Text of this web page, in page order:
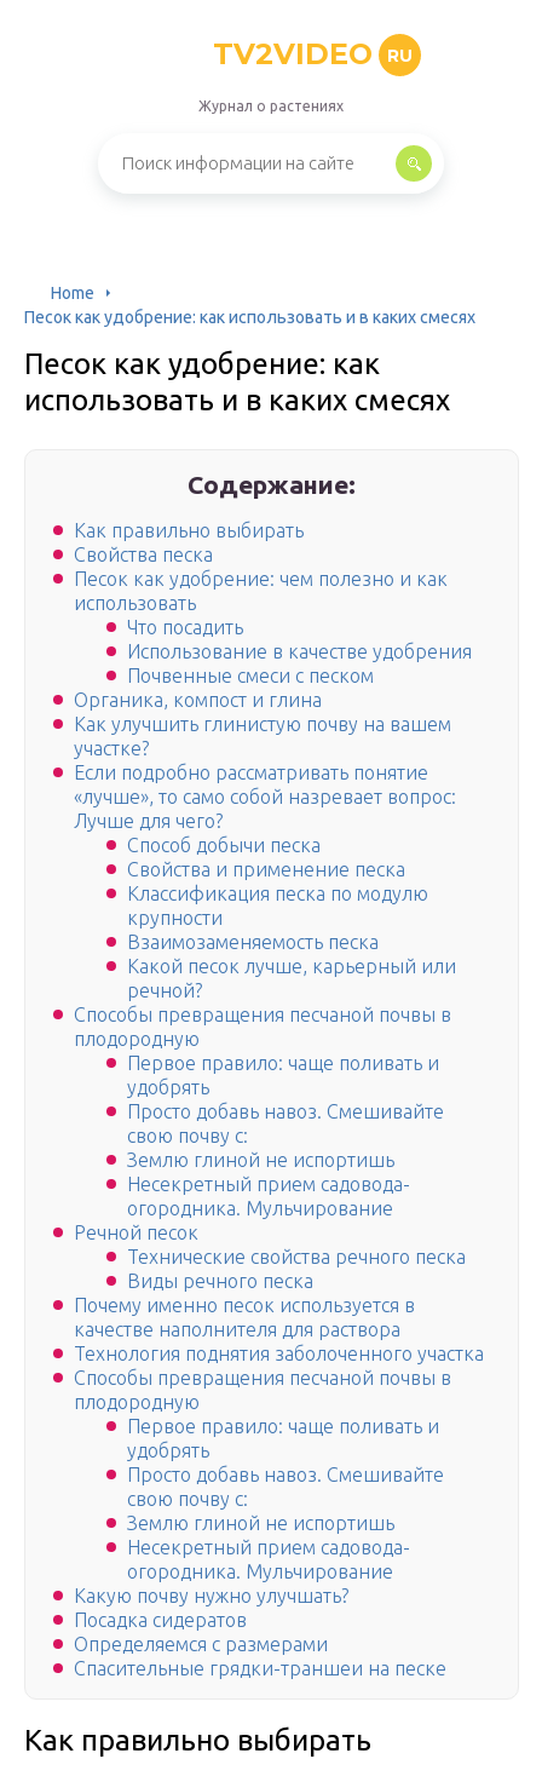
TV2VIDEO RU
Журнал о растениях
Home
Песок как удобрение: как использовать и в каких смесях
Песок как удобрение: как
использовать и в каких смесях
Содержание:
Как правильно выбирать
Свойства песка
Песок как удобрение: чем полезно и как
использовать
Что посадить
Использование в качестве удобрения
Почвенные смеси с песком
Органика, компост и глина
Как улучшить глинистую почву на вашем
участке?
Если подробно рассматривать понятие
«лучше», то само собой назревает вопрос:
Лучше для чего?
Способ добычи песка
Свойства и применение песка
Классификация песка по модулю
крупности
Взаимозаменяемость песка
Какой песок лучше, карьерный или
речной?
Способы превращения песчаной почвы в
плодородную
Первое правило: чаще поливать и
удобрять
Просто добавь навоз. Смешивайте
свою почву с:
Землю глиной не испортишь
Несекретный прием садовода-
огородника. Мульчирование
Речной песок
Технические свойства речного песка
Виды речного песка
Почему именно песок используется в
качестве наполнителя для раствора
Технология поднятия заболоченного участка
Способы превращения песчаной почвы в
плодородную
Первое правило: чаще поливать и
удобрять
Просто добавь навоз. Смешивайте
свою почву с:
Землю глиной не испортишь
Несекретный прием садовода-
огородника. Мульчирование
Какую почву нужно улучшать?
Посадка сидератов
Определяемся с размерами
Спасительные грядки-траншеи на песке
Как правильно выбирать